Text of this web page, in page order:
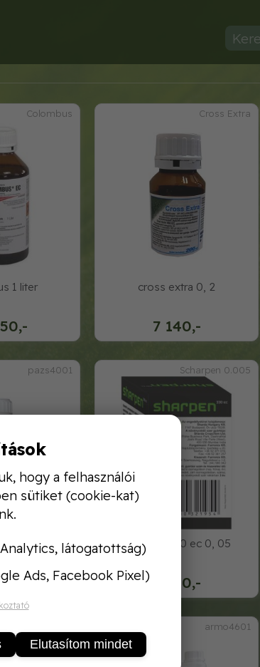
Colombus
1 liter
Cross Extra
7 140,-
cross extra 0, 2
pazs4001
profi 0, 1
Scharpen 0.005
1 300,-
sharpen 330 ec 0, 05
armo4601
hogy a felhasználói
sütiket (cookie-kat)
látogatottság)
Ads, Facebook Pixel)
Elutasítom mindet